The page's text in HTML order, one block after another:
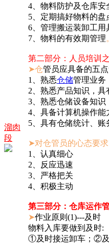
溜肉
段
4、物料防护及仓库安
5、定期搞好物料的盘
6、管理搬运装卸工
7、物料的有效期管理
第二部分：人员培训
➤仓管员应具备的五
1、熟悉仓储管理业务
2、熟悉产品知识，具
3、熟悉仓储设备知识
4、具备计算机操作能
5、具有仓储统计、账
➤对仓管员的心态要求
1、认真细心
2、反应迅速
3、严格把关
4、积极主动
第三部分：仓库运作
➤作业原则(1)---及时
物料入库要做到及时:
①及时接运卸车；②及